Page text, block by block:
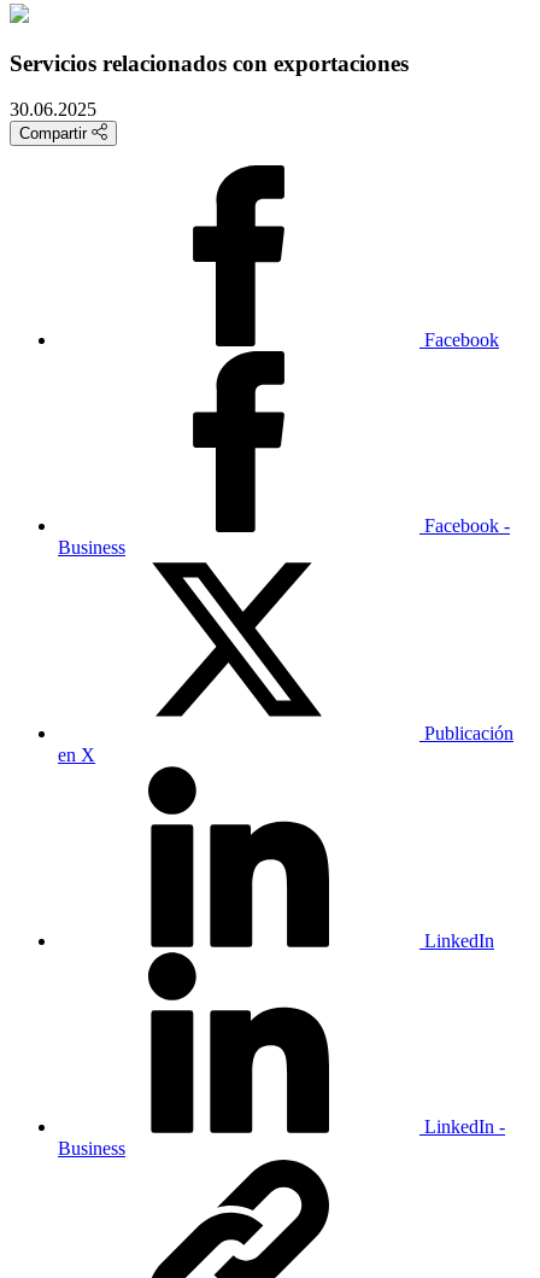
Servicios relacionados con exportaciones
30.06.2025
Compartir
Facebook
Facebook -
Business
Publicación
en X
LinkedIn
LinkedIn -
Business